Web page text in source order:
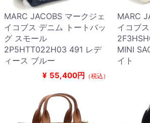
MARC JACOBS マークジェ
イコブス デニム トートバッ
グ スモール
2P5HTT022H03 491 レデ
ィース ブルー
¥ 55,400円 （税込）
MARC
イコブ
MINI
イト